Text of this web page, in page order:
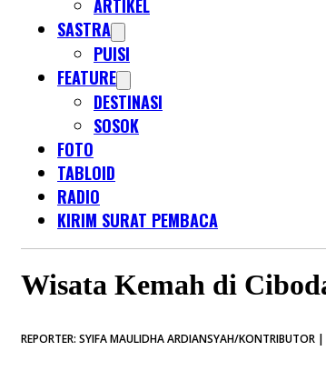
ARTIKEL
SASTRA
PUISI
FEATURE
DESTINASI
SOSOK
FOTO
TABLOID
RADIO
KIRIM SURAT PEMBACA
Wisata Kemah di
REPORTER: SYIFA MAULIDHA ARDIANSYAH/